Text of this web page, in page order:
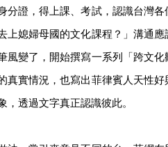
分證，得上課、考試，認識台灣
上媳婦母國的文化課程？」溝通
風變了，開始撰寫一系列「跨文
真實情況，也寫出菲律賓人天性
，透過文字真正認識彼此。